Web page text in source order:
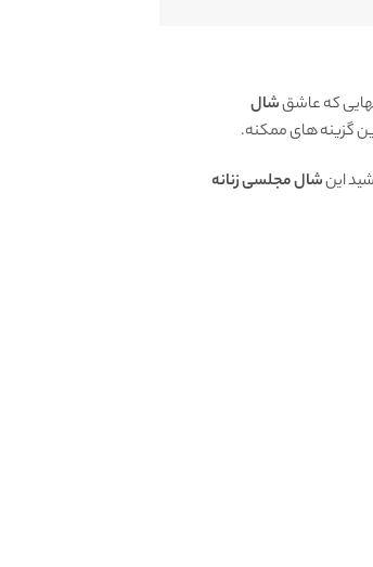
که عاشقشال
گزینه های ممکنه.
اینشال مجلسی زنانه